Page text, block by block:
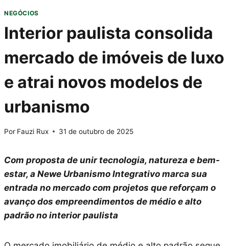
NEGÓCIOS
Interior paulista consolida
mercado de imóveis de luxo
e atrai novos modelos de
urbanismo
Por Fauzi Rux 31 de outubro de 2025
Com proposta de unir tecnologia, natureza e bem-
estar, a Newe Urbanismo Integrativo marca sua
entrada no mercado com projetos que reforçam o
avanço dos empreendimentos de médio e alto
padrão no interior paulista